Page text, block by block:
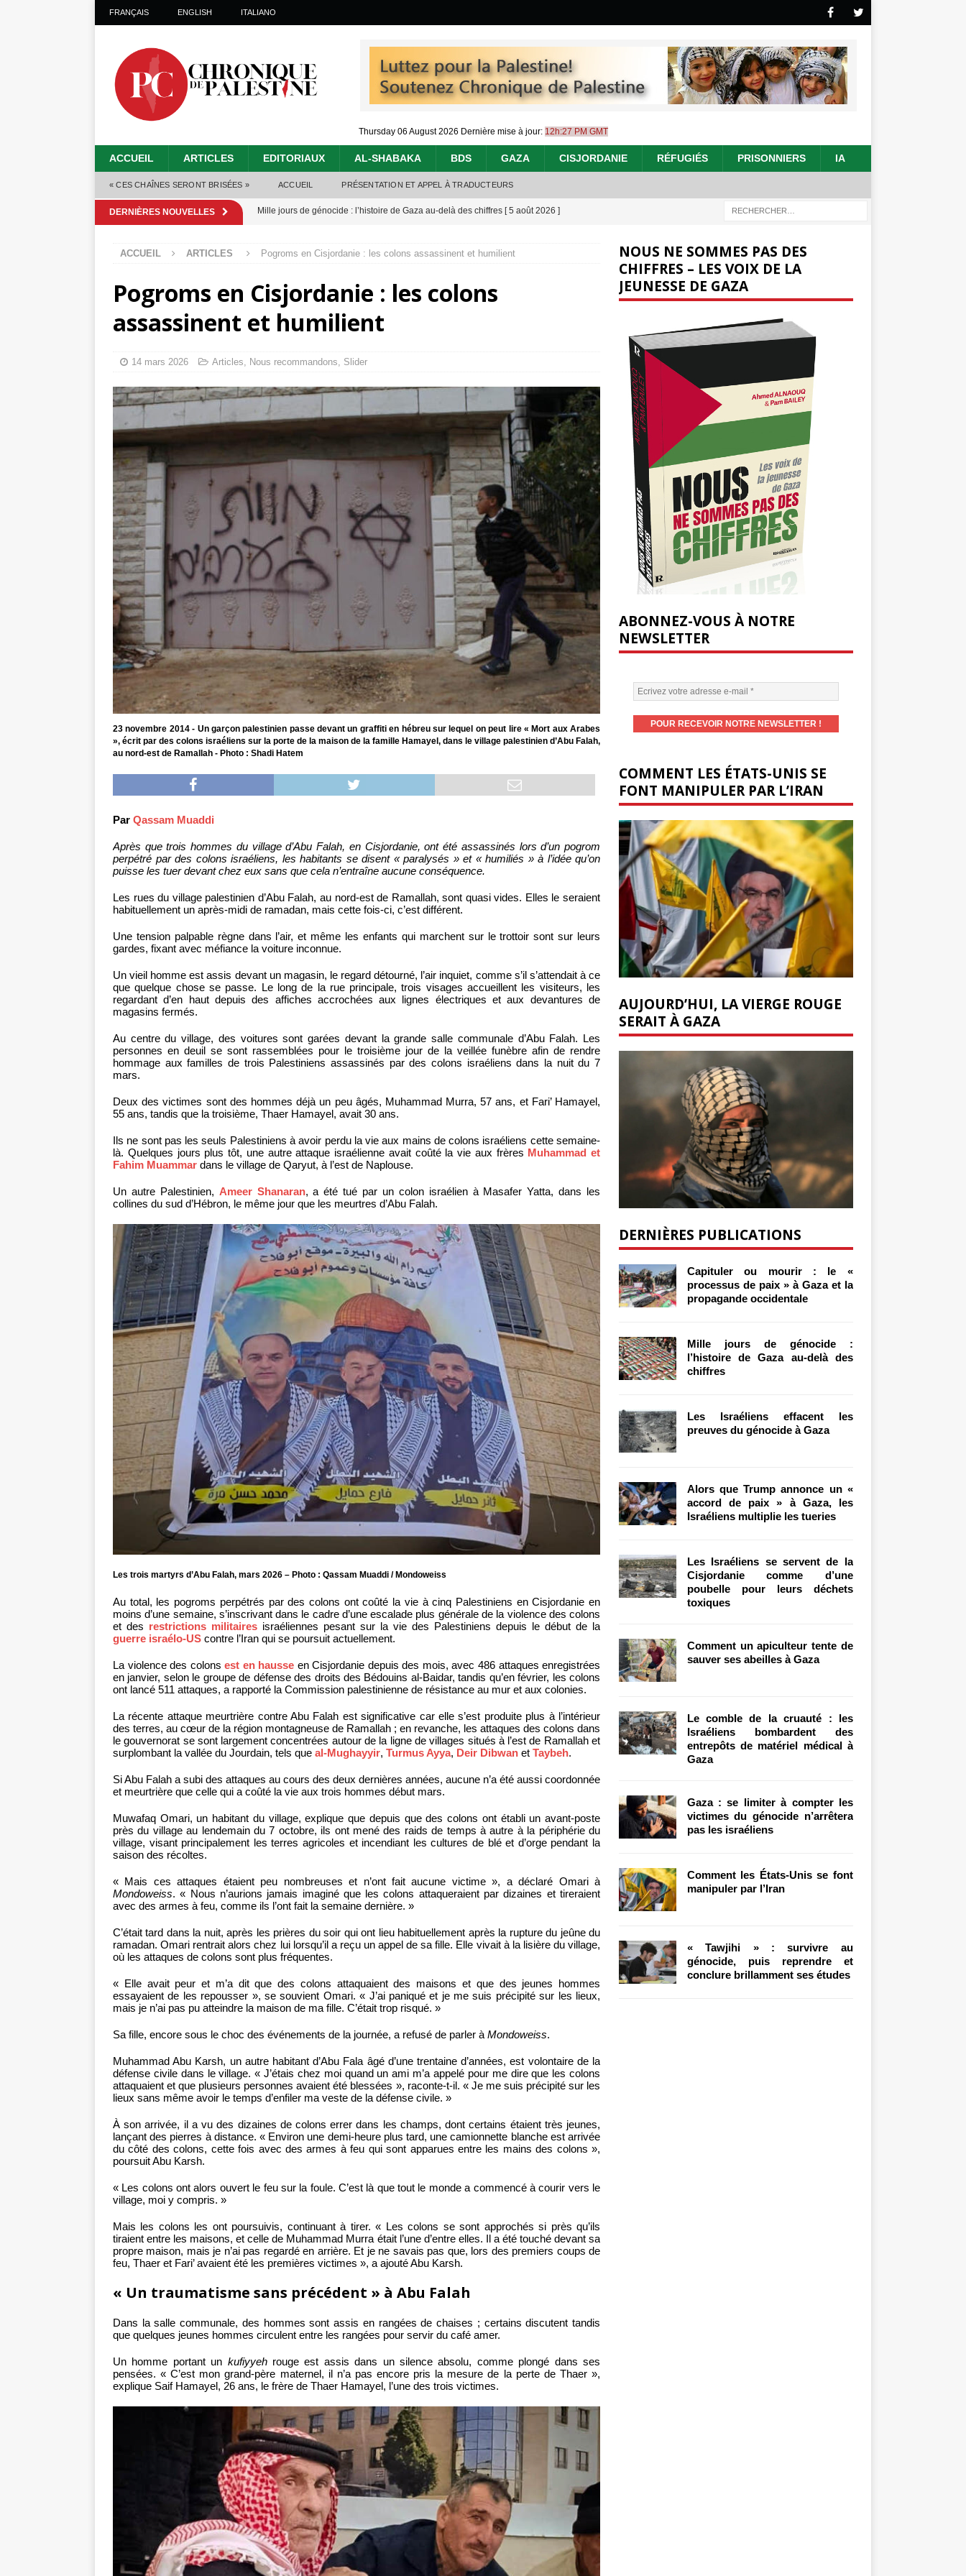
FRANÇAIS ENGLISH ITALIANO
Thursday 06 August 2026 Dernière mise à jour: 12h:27 PM GMT
ACCUEIL ARTICLES EDITORIAUX AL-SHABAKA BDS GAZA CISJORDANIE RÉFUGIÉS PRISONNIERS IA
« CES CHAÎNES SERONT BRISÉES » ACCUEIL PRÉSENTATION ET APPEL À TRADUCTEURS
DERNIÈRES NOUVELLES Mille jours de génocide : l’histoire de Gaza au-delà des chiffres [ 5 août 2026 ]
Alors que Trump annonce un « accord de paix » à Gaza, les Israéliens multiplie les
tueries[ 4 août 2026 ]
Les Israéliens se servent de la Cisjordanie comme d’une poubelle pour leurs déchets
toxiques[ 3 août 2026 ]
Capituler ou mourir : le « processus de paix » à Gaza et la propagande occidentale
ACCUEIL ARTICLES Pogroms en Cisjordanie : les colons assassinent et humilient
Pogroms en Cisjordanie : les colons
assassinent et humilient
14 mars 2026 Articles, Nous recommandons, Slider
23 novembre 2014 - Un garçon palestinien passe devant un graffiti en hébreu sur lequel on peut lire « Mort aux Arabes
», écrit par des colons israéliens sur la porte de la maison de la famille Hamayel, dans le village palestinien d’Abu Falah,
au nord-est de Ramallah - Photo : Shadi Hatem
Par Qassam Muaddi
Après que trois hommes du village d’Abu Falah, en Cisjordanie, ont été assassinés lors d’un pogrom
perpétré par des colons israéliens, les habitants se disent « paralysés » et « humiliés » à l’idée qu’on
puisse les tuer devant chez eux sans que cela n’entraîne aucune conséquence.
Les rues du village palestinien d’Abu Falah, au nord-est de Ramallah, sont quasi vides. Elles le seraient
habituellement un après-midi de ramadan, mais cette fois-ci, c’est différent.
Une tension palpable règne dans l’air, et même les enfants qui marchent sur le trottoir sont sur leurs
gardes, fixant avec méfiance la voiture inconnue.
Un vieil homme est assis devant un magasin, le regard détourné, l’air inquiet, comme s’il s’attendait à ce
que quelque chose se passe. Le long de la rue principale, trois visages accueillent les visiteurs, les
regardant d’en haut depuis des affiches accrochées aux lignes électriques et aux devantures de
magasins fermés.
Au centre du village, des voitures sont garées devant la grande salle communale d’Abu Falah. Les
personnes en deuil se sont rassemblées pour le troisième jour de la veillée funèbre afin de rendre
hommage aux familles de trois Palestiniens assassinés par des colons israéliens dans la nuit du 7
mars.
Deux des victimes sont des hommes déjà un peu âgés, Muhammad Murra, 57 ans, et Fari’ Hamayel,
55 ans, tandis que la troisième, Thaer Hamayel, avait 30 ans.
Ils ne sont pas les seuls Palestiniens à avoir perdu la vie aux mains de colons israéliens cette semaine-
là. Quelques jours plus tôt, une autre attaque israélienne avait coûté la vie aux frères Muhammad et
Fahim Muammar dans le village de Qaryut, à l’est de Naplouse.
Un autre Palestinien, Ameer Shanaran, a été tué par un colon israélien à Masafer Yatta, dans les
collines du sud d’Hébron, le même jour que les meurtres d’Abu Falah.
Les trois martyrs d’Abu Falah, mars 2026 – Photo : Qassam Muaddi / Mondoweiss
Au total, les pogroms perpétrés par des colons ont coûté la vie à cinq Palestiniens en Cisjordanie en
moins d’une semaine, s’inscrivant dans le cadre d’une escalade plus générale de la violence des colons
et des restrictions militaires israéliennes pesant sur la vie des Palestiniens depuis le début de la
guerre israélo-US contre l’Iran qui se poursuit actuellement.
La violence des colonsest en hausse en Cisjordanie depuis des mois, avec 486 attaques enregistrées
en janvier, selon le groupe de défense des droits des Bédouins al-Baidar, tandis qu’en février, les colons
ont lancé 511 attaques, a rapporté la Commission palestinienne de résistance au mur et aux colonies.
La récente attaque meurtrière contre Abu Falah est significative car elle s’est produite plus à l’intérieur
des terres, au cœur de la région montagneuse de Ramallah ; en revanche, les attaques des colons dans
le gouvernorat se sont largement concentrées autour de la ligne de villages situés à l’est de Ramallah et
surplombant la vallée du Jourdain, tels que al-Mughayyir, Turmus Ayya, Deir Dibwan et Taybeh.
Si Abu Falah a subi des attaques au cours des deux dernières années, aucune n’a été aussi coordonnée
et meurtrière que celle qui a coûté la vie aux trois hommes début mars.
Muwafaq Omari, un habitant du village, explique que depuis que des colons ont établi un avant-poste
près du village au lendemain du 7 octobre, ils ont mené des raids de temps à autre à la périphérie du
village, visant principalement les terres agricoles et incendiant les cultures de blé et d’orge pendant la
saison des récoltes.
« Mais ces attaques étaient peu nombreuses et n’ont fait aucune victime », a déclaré Omari à
Mondoweiss. « Nous n’aurions jamais imaginé que les colons attaqueraient par dizaines et tireraient
avec des armes à feu, comme ils l’ont fait la semaine dernière. »
C’était tard dans la nuit, après les prières du soir qui ont lieu habituellement après la rupture du jeûne du
ramadan. Omari rentrait alors chez lui lorsqu’il a reçu un appel de sa fille. Elle vivait à la lisière du village,
où les attaques de colons sont plus fréquentes.
« Elle avait peur et m’a dit que des colons attaquaient des maisons et que des jeunes hommes
essayaient de les repousser », se souvient Omari. « J’ai paniqué et je me suis précipité sur les lieux,
mais je n’ai pas pu atteindre la maison de ma fille. C’était trop risqué. »
Sa fille, encore sous le choc des événements de la journée, a refusé de parler à Mondoweiss.
Muhammad Abu Karsh, un autre habitant d’Abu Fala âgé d’une trentaine d’années, est volontaire de la
défense civile dans le village. « J’étais chez moi quand un ami m’a appelé pour me dire que les colons
attaquaient et que plusieurs personnes avaient été blessées », raconte-t-il. « Je me suis précipité sur les
lieux sans même avoir le temps d’enfiler ma veste de la défense civile. »
À son arrivée, il a vu des dizaines de colons errer dans les champs, dont certains étaient très jeunes,
lançant des pierres à distance. « Environ une demi-heure plus tard, une camionnette blanche est arrivée
du côté des colons, cette fois avec des armes à feu qui sont apparues entre les mains des colons »,
poursuit Abu Karsh.
« Les colons ont alors ouvert le feu sur la foule. C’est là que tout le monde a commencé à courir vers le
village, moi y compris. »
Mais les colons les ont poursuivis, continuant à tirer. « Les colons se sont approchés si près qu’ils
tiraient entre les maisons, et celle de Muhammad Murra était l’une d’entre elles. Il a été touché devant sa
propre maison, mais je n’ai pas regardé en arrière. Et je ne savais pas que, lors des premiers coups de
feu, Thaer et Fari’ avaient été les premières victimes », a ajouté Abu Karsh.
« Un traumatisme sans précédent » à Abu Falah
Dans la salle communale, des hommes sont assis en rangées de chaises ; certains discutent tandis
que quelques jeunes hommes circulent entre les rangées pour servir du café amer.
Un homme portant un kufiyyehrouge est assis dans un silence absolu, comme plongé dans ses
pensées. « C’est mon grand-père maternel, il n’a pas encore pris la mesure de la perte de Thaer »,
explique Saif Hamayel, 26 ans, le frère de Thaer Hamayel, l’une des trois victimes.
NOUS NE SOMMES PAS DES
CHIFFRES – LES VOIX DE LA
JEUNESSE DE GAZA
ABONNEZ-VOUS À NOTRE
NEWSLETTER
COMMENT LES ÉTATS-UNIS SE
FONT MANIPULER PAR L’IRAN
AUJOURD’HUI, LA VIERGE ROUGE
SERAIT À GAZA
DERNIÈRES PUBLICATIONS
Capituler ou mourir : le «
processus de paix » à Gaza et la
propagande occidentale
Mille jours de génocide :
l’histoire de Gaza au-delà des
chiffres
Les Israéliens effacent les
preuves du génocide à Gaza
Alors que Trump annonce un «
accord de paix » à Gaza, les
Israéliens multiplie les tueries
Les Israéliens se servent de la
Cisjordanie comme d’une
poubelle pour leurs déchets
toxiques
Comment un apiculteur tente de
sauver ses abeilles à Gaza
Le comble de la cruauté : les
Israéliens bombardent des
entrepôts de matériel médical à
Gaza
Gaza : se limiter à compter les
victimes du génocide n’arrêtera
pas les israéliens
Comment les États-Unis se font
manipuler par l’Iran
« Tawjihi » : survivre au
génocide, puis reprendre et
conclure brillamment ses études